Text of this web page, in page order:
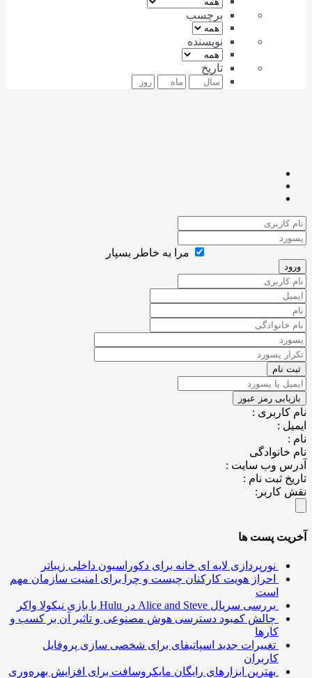
برچسب
نویسنده
تاریخ
مرا به خاطر بسپار
:
:
وب سایت :
ثبت نام :
کاربر:
پست ها
نورپردازی لایه ای خانه برای دکوراسیون داخلی زیباتر
احراز هویت کارکنان چیست و چرا برای امنیت سازمان مهم
بررسی سریال Alice and Steve در Hulu با بازی نیکولا واکر
چالش کمبود دسترسی هوش مصنوعی و تاثیر آن بر کسب و
کارها
تغییرات جدید اسپاتیفای برای شخصی سازی پروفایل
کاربران
بهترین ابزارهای رایگان مایکروسافت برای افزایش بهره‌وری